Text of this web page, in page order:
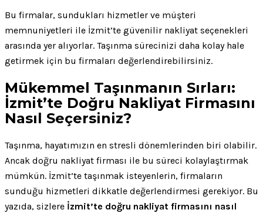
Bu firmalar, sundukları hizmetler ve müşteri
memnuniyetleri ile İzmit’te güvenilir nakliyat seçenekleri
arasında yer alıyorlar. Taşınma sürecinizi daha kolay hale
getirmek için bu firmaları değerlendirebilirsiniz.
Mükemmel Taşınmanın Sırları:
İzmit’te Doğru Nakliyat Firmasını
Nasıl Seçersiniz?
Taşınma, hayatımızın en stresli dönemlerinden biri olabilir.
Ancak doğru nakliyat firması ile bu süreci kolaylaştırmak
mümkün. İzmit’te taşınmak isteyenlerin, firmaların
sunduğu hizmetleri dikkatle değerlendirmesi gerekiyor. Bu
yazıda, sizlere İzmit’te doğru nakliyat firmasını nasıl